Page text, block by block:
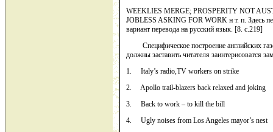
WEEKLIES MERGE; PROSPERITY NOT
JOBLESS ASKING FOR WORK н т. п. Здесь
вариант перевода на русский язык. [8. c.219]
Специфическое построение английских
должны заставить читателя заинтерисоватся
1. Italy’s radio,TV workers on strike
2. Apollo trail-blazers back relaxed and joking
3. Back to work – to kill the bill
4. Ugly noises from Los Angeles mayor’s nest